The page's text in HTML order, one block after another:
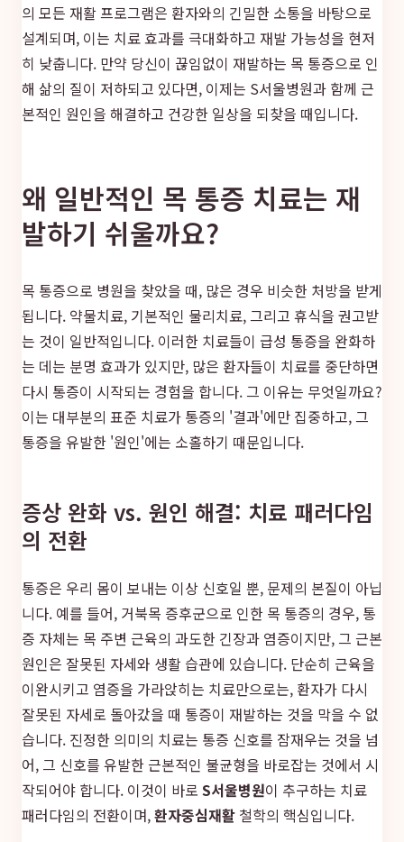
의 모든 재활 프로그램은 환자와의 긴밀한 소통을 바탕으로
설계되며, 이는 치료 효과를 극대화하고 재발 가능성을 현저
히 낮춥니다. 만약 당신이 끊임없이 재발하는 목 통증으로 인
해 삶의 질이 저하되고 있다면, 이제는 S서울병원과 함께 근
본적인 원인을 해결하고 건강한 일상을 되찾을 때입니다.
왜 일반적인 목 통증 치료는 재
발하기 쉬울까요?
목 통증으로 병원을 찾았을 때, 많은 경우 비슷한 처방을 받게
됩니다. 약물치료, 기본적인 물리치료, 그리고 휴식을 권고받
는 것이 일반적입니다. 이러한 치료들이 급성 통증을 완화하
는 데는 분명 효과가 있지만, 많은 환자들이 치료를 중단하면
다시 통증이 시작되는 경험을 합니다. 그 이유는 무엇일까요?
이는 대부분의 표준 치료가 통증의 '결과'에만 집중하고, 그
통증을 유발한 '원인'에는 소홀하기 때문입니다.
증상 완화 vs. 원인 해결: 치료 패러다임
의 전환
통증은 우리 몸이 보내는 이상 신호일 뿐, 문제의 본질이 아닙
니다. 예를 들어, 거북목 증후군으로 인한 목 통증의 경우, 통
증 자체는 목 주변 근육의 과도한 긴장과 염증이지만, 그 근본
원인은 잘못된 자세와 생활 습관에 있습니다. 단순히 근육을
이완시키고 염증을 가라앉히는 치료만으로는, 환자가 다시
잘못된 자세로 돌아갔을 때 통증이 재발하는 것을 막을 수 없
습니다. 진정한 의미의 치료는 통증 신호를 잠재우는 것을 넘
어, 그 신호를 유발한 근본적인 불균형을 바로잡는 것에서 시
작되어야 합니다. 이것이 바로 S서울병원이 추구하는 치료
패러다임의 전환이며,환자중심재활 철학의 핵심입니다.